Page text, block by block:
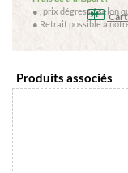
● , prix dégressif selon
● Retrait possible à
Produits associés